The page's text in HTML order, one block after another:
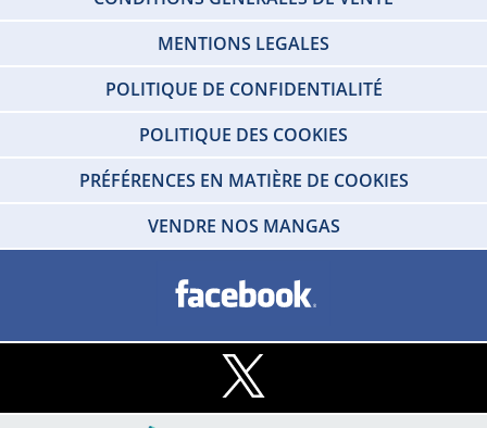
MENTIONS LEGALES
POLITIQUE DE CONFIDENTIALITÉ
POLITIQUE DES COOKIES
PRÉFÉRENCES EN MATIÈRE DE COOKIES
VENDRE NOS MANGAS